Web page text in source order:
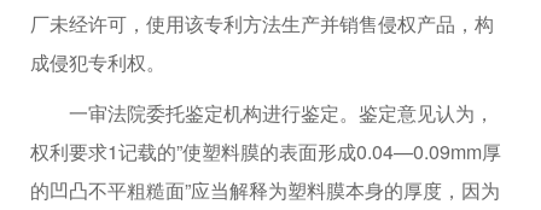
厂未经许可，使用该专利方法生产并销售侵权产品，构
成侵犯专利权。
一审法院委托鉴定机构进行鉴定。鉴定意见认为，
权利要求1记载的”使塑料膜的表面形成0.04—0.09mm厚
的凹凸不平粗糙面”应当解释为塑料膜本身的厚度，因为